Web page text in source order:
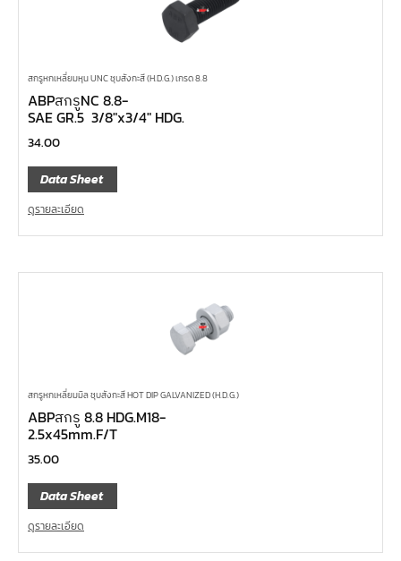
สกรูหกเหลี่ยมหุน UNC ชุบสังกะสี (H.D.G.) เกรด 8.8
ABPสกรูNC 8.8-
SAE GR.5 3/8″x3/4″ HDG.
34.00
Data Sheet
ดูรายละเอียด
สกรูหกเหลี่ยมมิล ชุบสังกะสี HOT DIP GALVANIZED (H.D.G.)
ABPสกรู 8.8 HDG.M18-
2.5x45mm.F/T
35.00
Data Sheet
ดูรายละเอียด